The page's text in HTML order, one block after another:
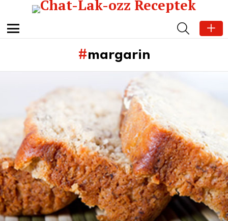
Menu
SEARCH
margarin